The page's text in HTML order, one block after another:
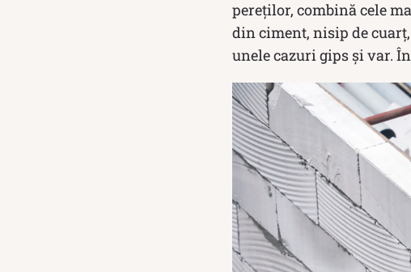
pereților, combină cele
din ciment, nisip de
unele cazuri gips și var.